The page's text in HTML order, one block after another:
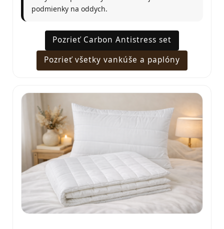
podmienky na oddych.
Pozrieť Carbon Antistress set
Pozrieť všetky vankúše a paplóny